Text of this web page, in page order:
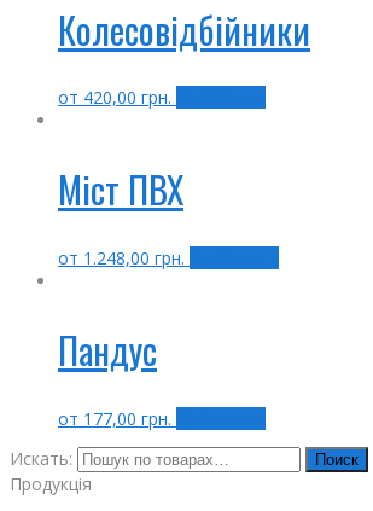
Колесовідбійники
от 420,00 грн.
Міст ПВХ
от 1.248,00 грн.
Пандус
от 177,00 грн.
Искать:
Поиск
Продукція